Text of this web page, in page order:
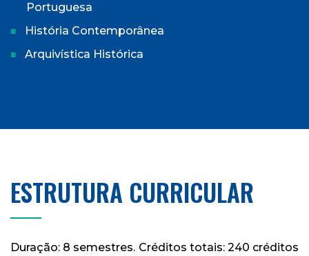
Portuguesa
História Contemporânea
Arquivística Histórica
ESTRUTURA CURRICULAR
Duração: 8 semestres. Créditos totais: 240 créditos